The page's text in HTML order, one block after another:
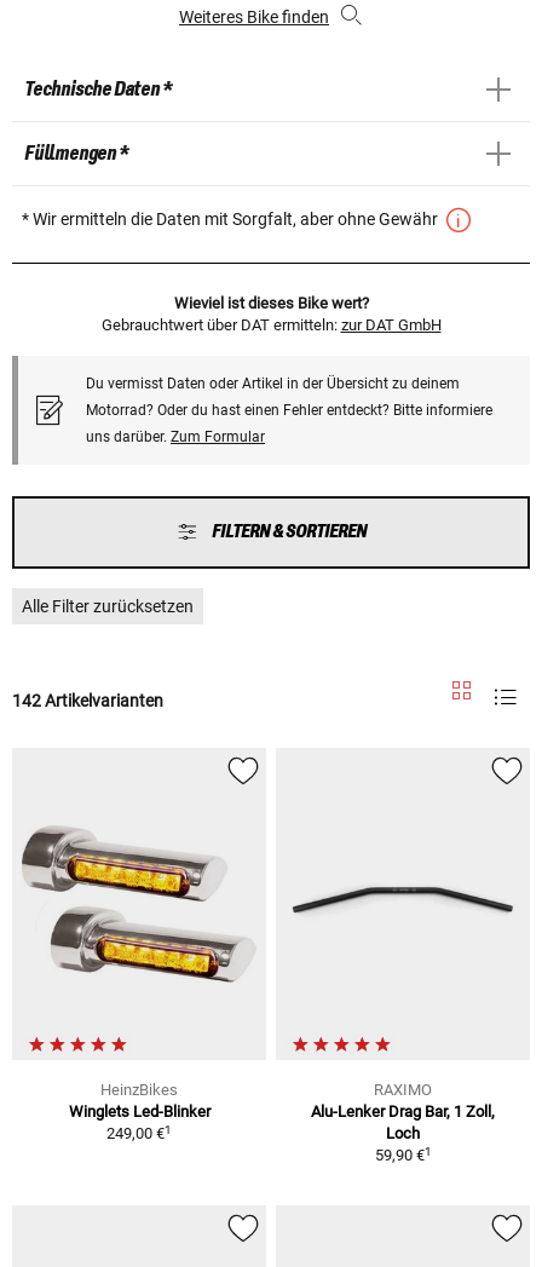
Weiteres Bike finden
Technische Daten *
Füllmengen *
* Wir ermitteln die Daten mit Sorgfalt, aber ohne Gewähr
Wieviel ist dieses Bike wert?
Gebrauchtwert über DAT ermitteln: zur DAT GmbH
Du vermisst Daten oder Artikel in der Übersicht zu deinem
Motorrad? Oder du hast einen Fehler entdeckt? Bitte informiere
uns darüber. Zum Formular
FILTERN & SORTIEREN
Alle Filter zurücksetzen
142 Artikelvarianten
HeinzBikes
Winglets Led-Blinker
249,00 €1
RAXIMO
Alu-Lenker Drag Bar, 1 Zoll,
Loch
59,90 €1